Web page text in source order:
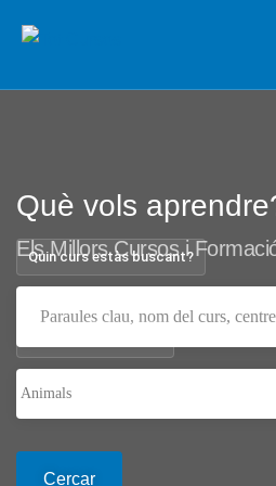
Què vols
Els Millors Cursos i
Quin curs estàs buscant?
Cercar